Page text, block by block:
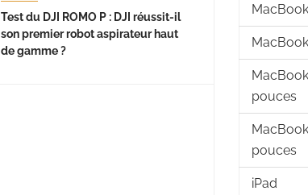
pouces
pouces
iPad
Test du DJI ROMO P : DJI réussit-il
son premier robot aspirateur haut
de gamme ?